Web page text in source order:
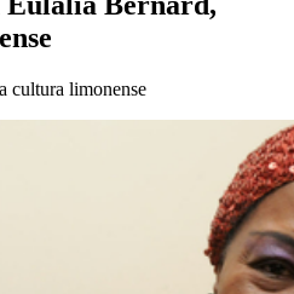
cultura limonense